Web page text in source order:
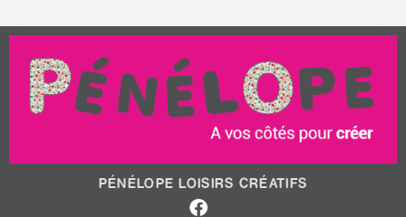
PÉNÉLOPE LOISIRS CRÉATIFS
Facebook-